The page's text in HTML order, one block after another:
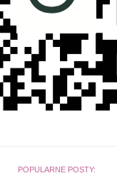
POPULARNE POSTY: